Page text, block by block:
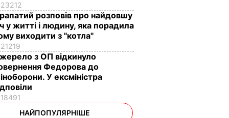
23212
розповів про найдовшу
у житті і людину, яка порадила
виходити з "котла"
21219
з ОП відкинуло
Федорова до
У ексміністра
18491
НАЙПОПУЛЯРНІШЕ